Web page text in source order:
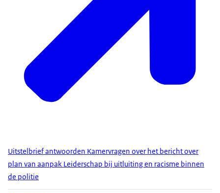
Uitstelbrief antwoorden Kamervragen over het bericht over
plan van aanpak Leiderschap bij uitluiting en racisme binnen
de politie